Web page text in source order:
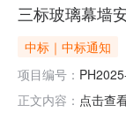
三标玻璃幕墙
中标｜中标通知
项目编号：
正文内容： 点击查